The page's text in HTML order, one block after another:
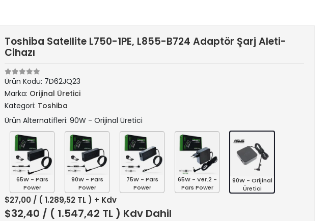
Toshiba Satellite L750-1PE, L855-B724 Adaptör Şarj Aleti-
Cihazı
Ürün Kodu: 7D62JQ23
Marka: Orijinal Üretici
Kategori: Toshiba
Ürün Alternatifleri: 90W - Orijinal Üretici
65W - Pars
Power
90W - Pars
Power
75W - Pars
Power
65W - Ver.2 -
Pars Power
90W - Orijinal
Üretici
$27,00 / ( 1.289,52 TL ) + Kdv
$32,40 / ( 1.547,42 TL ) Kdv Dahil